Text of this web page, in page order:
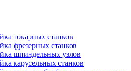
токарных станков
фрезерных станков
шпиндельных узлов
карусельных станков